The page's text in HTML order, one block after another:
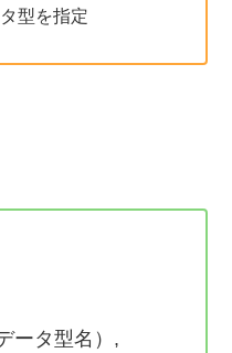
型を指定
ータ型名）,